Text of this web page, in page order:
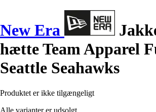
New Era
hætte Team Apparel
Seattle Seahawks
Produktet er ikke tilgængeligt
Alle varianter er udsolgt